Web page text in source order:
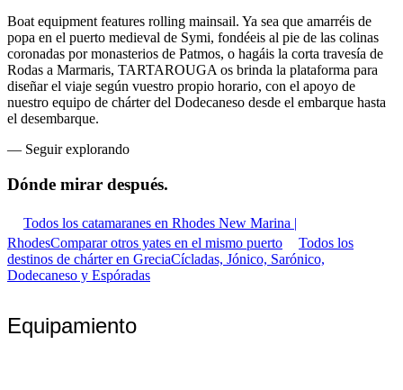
Boat equipment features rolling mainsail. Ya sea que amarréis de
popa en el puerto medieval de Symi, fondéeis al pie de las colinas
coronadas por monasterios de Patmos, o hagáis la corta travesía de
Rodas a Marmaris, TARTAROUGA os brinda la plataforma para
diseñar el viaje según vuestro propio horario, con el apoyo de
nuestro equipo de chárter del Dodecaneso desde el embarque hasta
el desembarque.
— Seguir explorando
Dónde mirar después.
Todos los catamaranes en Rhodes New Marina |
RhodesComparar otros yates en el mismo puerto
Todos los
destinos de chárter en GreciaCícladas, Jónico, Sarónico,
Dodecaneso y Espóradas
Equipamiento